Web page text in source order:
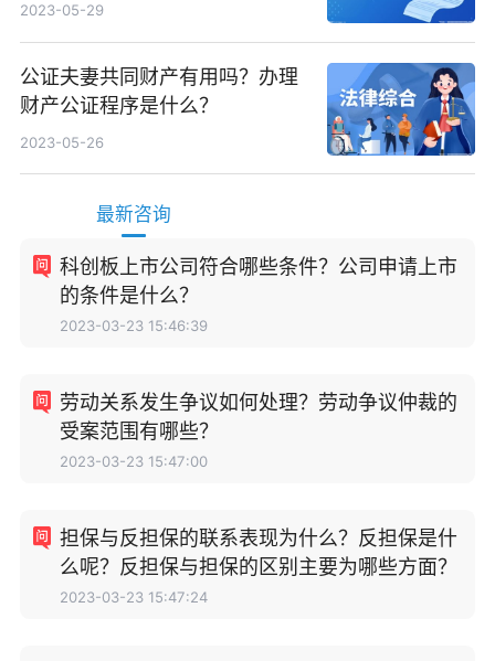
2023-05-29
公证夫妻共同财产有用吗？办理
财产公证程序是什么？
2023-05-26
最新咨询
科创板上市公司符合哪些条件？公司申请上市
的条件是什么？
2023-03-23 15:46:39
劳动关系发生争议如何处理？劳动争议仲裁的
受案范围有哪些？
2023-03-23 15:47:00
担保与反担保的联系表现为什么？反担保是什
么呢？反担保与担保的区别主要为哪些方面？
2023-03-23 15:47:24